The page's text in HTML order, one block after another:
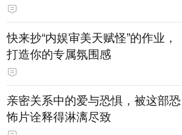
快来抄“内娱审美天赋怪”的作业，
打造你的专属氛围感
亲密关系中的爱与恐惧，被这部恐
怖片诠释得淋漓尽致